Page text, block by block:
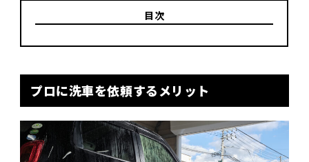
目次
プロに洗車を依頼するメリット